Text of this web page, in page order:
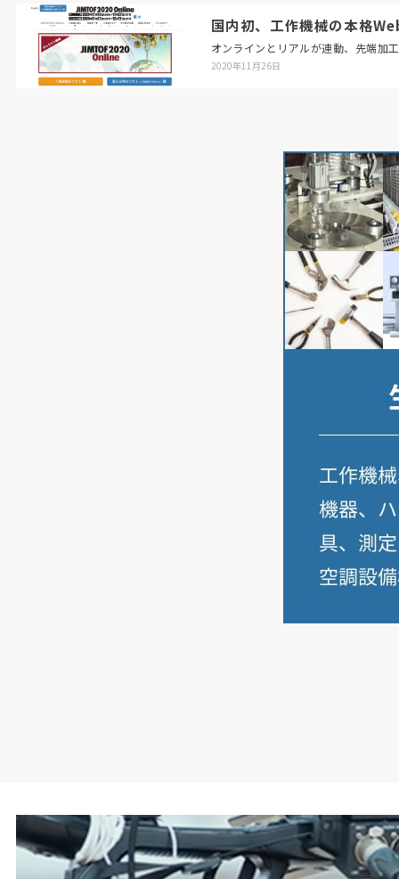
国内初、工作機械の本格
オンラインとリアルが連動、先端加
2020年11月26日